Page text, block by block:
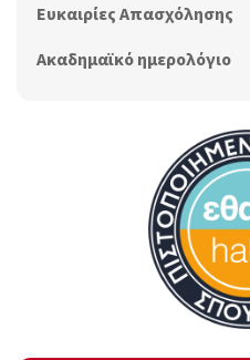
Ευκαιρίες Απασχόλησης
Ακαδημαϊκό ημερολόγιο